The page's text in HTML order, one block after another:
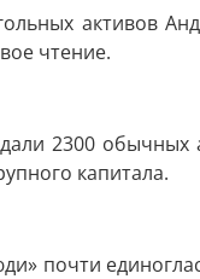
активов
чтение.
2300
капитала.
почти